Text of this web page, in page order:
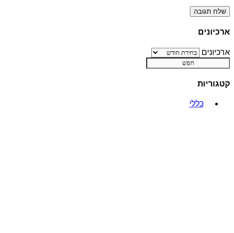
ארכיונים
ארכיונים
קטגוריות
כללי